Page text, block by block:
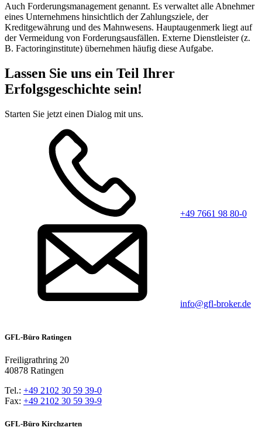
Auch Forderungsmanagement genannt. Es verwaltet alle Abnehmer
eines Unternehmens hinsichtlich der Zahlungsziele, der
Kreditgewährung und des Mahnwesens. Hauptaugenmerk liegt auf
der Vermeidung von Forderungsausfällen. Externe Dienstleister (z.
B. Factoringinstitute) übernehmen häufig diese Aufgabe.
Lassen Sie uns ein Teil Ihrer
Erfolgsgeschichte sein!
Starten Sie jetzt einen Dialog mit uns.
+49 7661 98 80-0
info@gfl-broker.de
GFL-Büro Ratingen
Freiligrathring 20
40878 Ratingen
Tel.: +49 2102 30 59 39-0
Fax: +49 2102 30 59 39-9
GFL-Büro Kirchzarten